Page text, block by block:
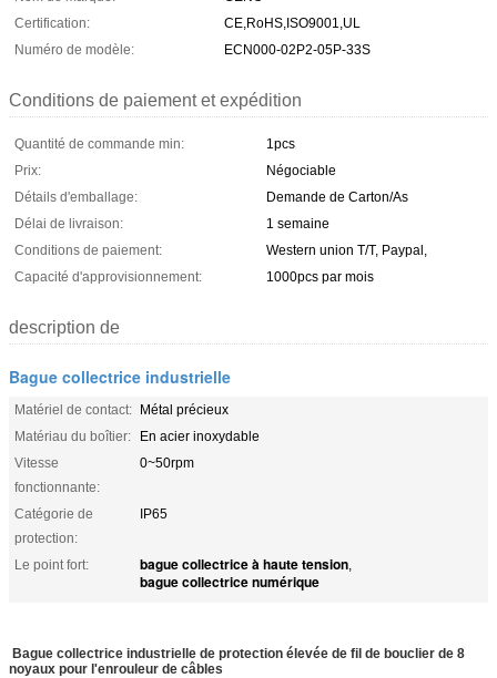
Certification:
CE,RoHS,ISO9001,UL
Numéro de modèle:
ECN000-02P2-05P-33S
Conditions de paiement et expédition
Quantité de commande min:
1pcs
Prix:
Négociable
Détails d'emballage:
Demande de Carton/As
Délai de livraison:
1 semaine
Conditions de paiement:
Western union T/T, Paypal,
Capacité d'approvisionnement:
1000pcs par mois
description de
Bague collectrice industrielle
Matériel de contact: Métal précieux
Matériau du boîtier:
En acier inoxydable
Vitesse
fonctionnante:
0~50rpm
Catégorie de
protection:
IP65
Le point fort: bague collectrice à haute tension,
bague collectrice numérique
Bague collectrice industrielle de protection élevée de fil de bouclier de 8
noyaux pour l'enrouleur de câbles